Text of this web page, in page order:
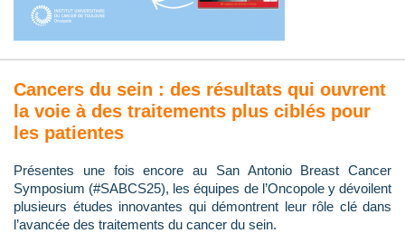
Cancers du sein : des résultats qui ouvrent
la voie à des traitements plus ciblés pour
les patientes
Présentes une fois encore au San Antonio Breast Cancer
Symposium (#SABCS25), les équipes de l’Oncopole y dévoilent
plusieurs études innovantes qui démontrent leur rôle clé dans
l’avancée des traitements du cancer du sein.